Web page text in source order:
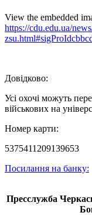
View the embedded
https://cdu.edu.ua/
Довідково:
Усі охочі можуть
військових на
Номер карти:
5375411209139653
Посилання на банку:
Пресслужба